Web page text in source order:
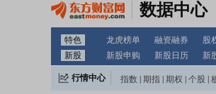
数据中心
特色 龙虎榜单 融资融券 股
新股
新股申购 新股日历 新
行情中心 指数 期指 期权 个股